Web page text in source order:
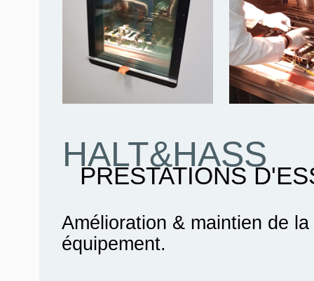
Amélioration & maintien de la
équipement.
PRESTATIONS
HALT&HASS